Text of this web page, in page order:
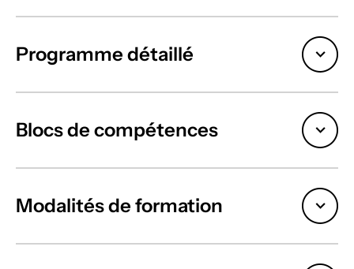
Programme détaillé
Blocs de compétences
Modalités de formation